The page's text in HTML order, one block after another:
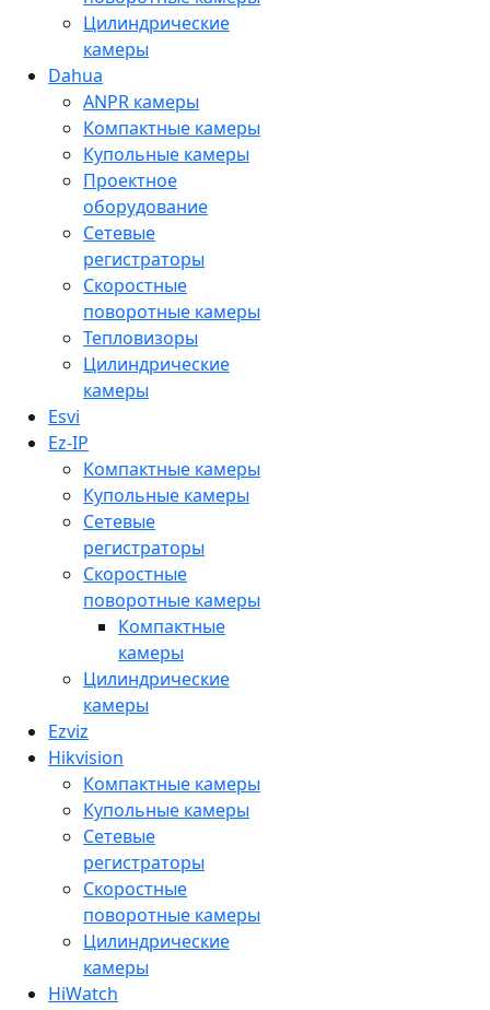
Цилиндрические
камеры
Dahua
ANPR камеры
Компактные камеры
Купольные камеры
Проектное
оборудование
Сетевые
регистраторы
Скоростные
поворотные камеры
Тепловизоры
Цилиндрические
камеры
Esvi
Ez-IP
Компактные камеры
Купольные камеры
Сетевые
регистраторы
Скоростные
поворотные камеры
Компактные
камеры
Цилиндрические
камеры
Ezviz
Hikvision
Компактные камеры
Купольные камеры
Сетевые
регистраторы
Скоростные
поворотные камеры
Цилиндрические
камеры
HiWatch